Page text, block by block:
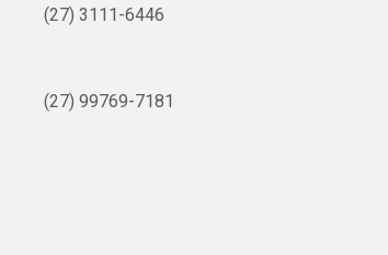
(27) 3111-6446
(27) 99769-7181